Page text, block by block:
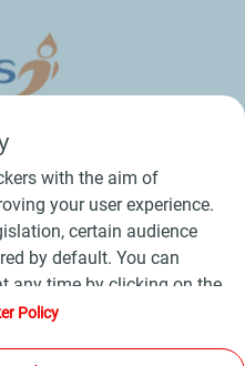
Vente Bois
with the aim of
your user experience.
certain audience
by default. You can
any time by clicking on the
clicking on the "Accept"
Policy